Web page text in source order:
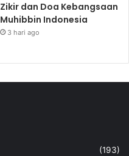
Zikir dan Doa Kebangsaan
Muhibbin Indonesia
3 hari ago
(193)